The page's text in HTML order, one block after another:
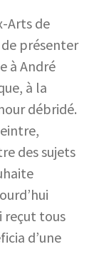
Arts de
présenter
à André
à la
débridé.
des sujets
reçut tous
d’une